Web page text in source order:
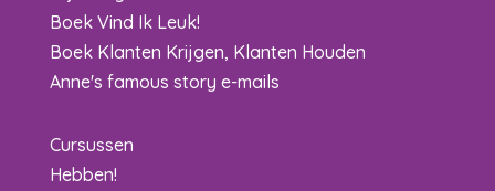
Boek Vind Ik Leuk!
Boek Klanten Krijgen, Klanten Houden
Anne's famous story e-mails
Cursussen
Hebben!